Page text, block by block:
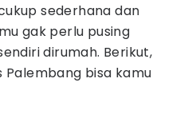
sederhana dan
gak perlu pusing
dirumah. Berikut,
bisa kamu